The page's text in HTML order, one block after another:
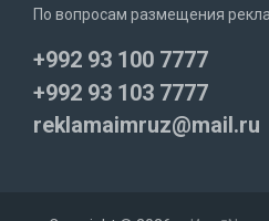
По вопросам размещения
+992 93 100 7777
+992 93 103 7777
reklamaimruz@mail.ru